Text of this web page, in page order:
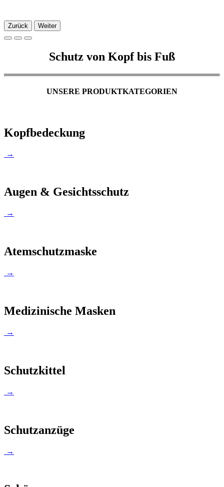
Zurück Weiter
Schutz von Kopf bis Fuß
UNSERE PRODUKTKATEGORIEN
Kopfbedeckung
→
Augen & Gesichtsschutz
→
Atemschutzmaske
→
Medizinische Masken
→
Schutzkittel
→
Schutzanzüge
→